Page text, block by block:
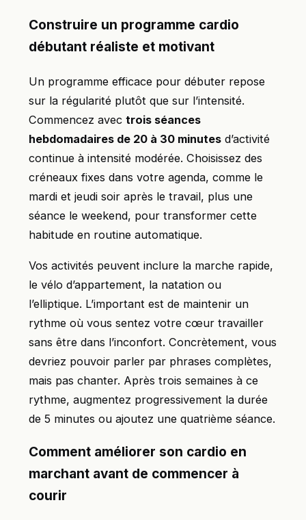
Construire un programme cardio
débutant réaliste et motivant
Un programme efficace pour débuter repose
sur la régularité plutôt que sur l’intensité.
Commencez avec trois séances
hebdomadaires de 20 à 30 minutes d’activité
continue à intensité modérée. Choisissez des
créneaux fixes dans votre agenda, comme le
mardi et jeudi soir après le travail, plus une
séance le weekend, pour transformer cette
habitude en routine automatique.
Vos activités peuvent inclure la marche rapide,
le vélo d’appartement, la natation ou
l’elliptique. L’important est de maintenir un
rythme où vous sentez votre cœur travailler
sans être dans l’inconfort. Concrètement, vous
devriez pouvoir parler par phrases complètes,
mais pas chanter. Après trois semaines à ce
rythme, augmentez progressivement la durée
de 5 minutes ou ajoutez une quatrième séance.
Comment améliorer son cardio en
marchant avant de commencer à
courir